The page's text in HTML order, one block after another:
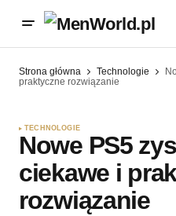
Strona główna Technologie
praktyczne rozwiązanie
TECHNOLOGIE
Nowe PS5
ciekawe i
rozwiązanie